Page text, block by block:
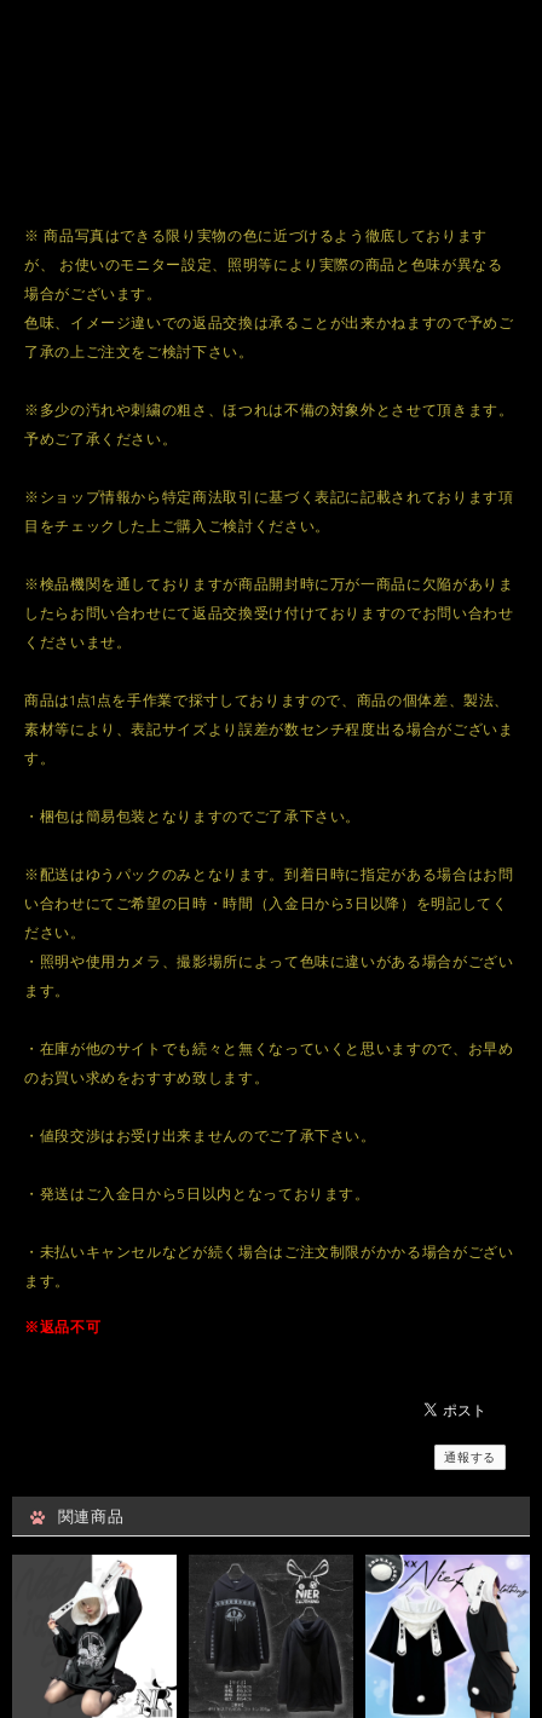
※ 商品写真はできる限り実物の色に近づけるよう徹底しております
が、 お使いのモニター設定、照明等により実際の商品と色味が異なる
場合がございます。
色味、イメージ違いでの返品交換は承ることが出来かねますので予めご
了承の上ご注文をご検討下さい。
※多少の汚れや刺繍の粗さ、ほつれは不備の対象外とさせて頂きます。
予めご了承ください。
※ショップ情報から特定商法取引に基づく表記に記載されております項
目をチェックした上ご購入ご検討ください。
※検品機関を通しておりますが商品開封時に万が一商品に欠陥がありま
したらお問い合わせにて返品交換受け付けておりますのでお問い合わせ
くださいませ。
商品は1点1点を手作業で採寸しておりますので、商品の個体差、製法、
素材等により、表記サイズより誤差が数センチ程度出る場合がございま
す。
・梱包は簡易包装となりますのでご了承下さい。
※配送はゆうパックのみとなります。到着日時に指定がある場合はお問
い合わせにてご希望の日時・時間（入金日から3日以降）を明記してく
ださい。
・照明や使用カメラ、撮影場所によって色味に違いがある場合がござい
ます。
・在庫が他のサイトでも続々と無くなっていくと思いますので、お早め
のお買い求めをおすすめ致します。
・値段交渉はお受け出来ませんのでご了承下さい。
・発送はご入金日から5日以内となっております。
・未払いキャンセルなどが続く場合はご注文制限がかかる場合がござい
ます。
※返品不可
通報する
関連商品